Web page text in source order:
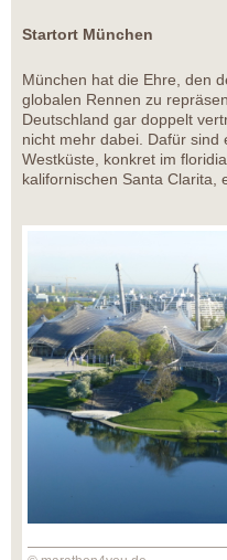
Startort München
München hat die Ehre, den
globalen Rennen zu
Deutschland gar doppelt
nicht mehr dabei. Dafür sind
Westküste, konkret im
kalifornischen Santa Clarita,